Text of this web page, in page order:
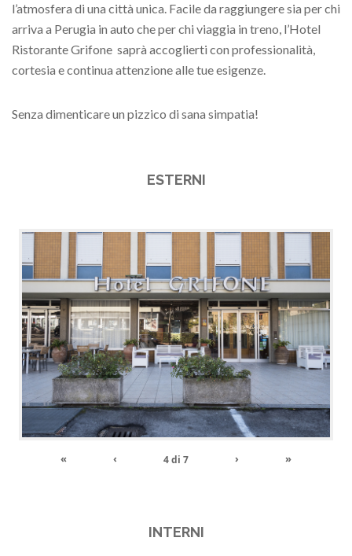
l’atmosfera di una città unica. Facile da raggiungere sia per chi
arriva a Perugia in auto che per chi viaggia in treno, l’Hotel
Ristorante Grifone saprà accoglierti con professionalità,
cortesia e continua attenzione alle tue esigenze.
Senza dimenticare un pizzico di sana simpatia!
ESTERNI
« ‹ 4di 7 › »
INTERNI